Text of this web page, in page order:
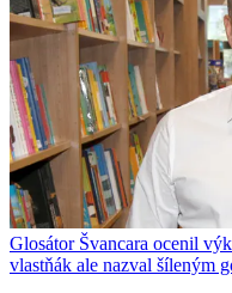
Glosátor Švancara ocenil
vlastňák ale nazval šíleným